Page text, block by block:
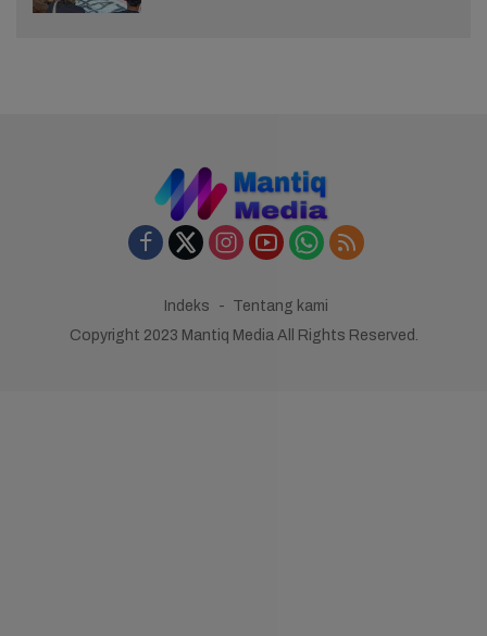
Indeks
Tentang kami
Copyright 2023 Mantiq Media All Rights Reserved.